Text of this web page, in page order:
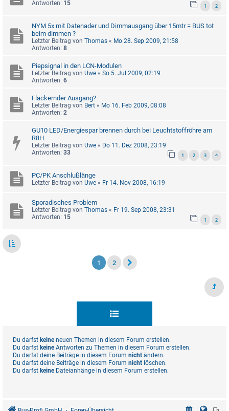
Antworten: 15 1 2
NYM 5x mit Datenader und Dimmausgang über 15mtr = BUS tot
beim dimmen ?
Letzter Beitrag von Thomas « Mo 28. Sep 2009, 21:58
Antworten: 8
Piepsignal in den LCN-Modulen
Letzter Beitrag von Uwe « So 5. Jul 2009, 02:19
Antworten: 6
Flackernder Ausgang?
Letzter Beitrag von Bert « Mo 16. Feb 2009, 08:08
Antworten: 2
GU10 LED/Energiespar brennen durch bei Leuchtstoffröhre am
R8H
Letzter Beitrag von Uwe « Do 11. Dez 2008, 23:19
Antworten: 33 1 2 3 4
PC/PK Anschlußlänge
Letzter Beitrag von Uwe « Fr 14. Nov 2008, 16:19
Sporadisches Problem
Letzter Beitrag von Thomas « Fr 19. Sep 2008, 23:31
Antworten: 15 1 2
1 2
Du darfst keineneuen Themen in diesem Forum erstellen.
Du darfst keineAntworten zu Themen in diesem Forum erstellen.
Du darfst deine Beiträge in diesem Forum nicht ändern.
Du darfst deine Beiträge in diesem Forum nicht löschen.
Du darfst keineDateianhänge in diesem Forum erstellen.